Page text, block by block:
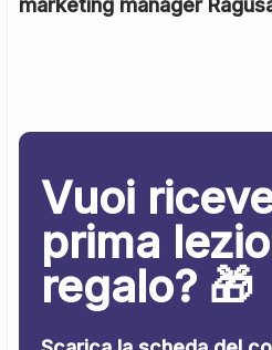
marketing manager
Vuoi
prima
regalo? 🎁